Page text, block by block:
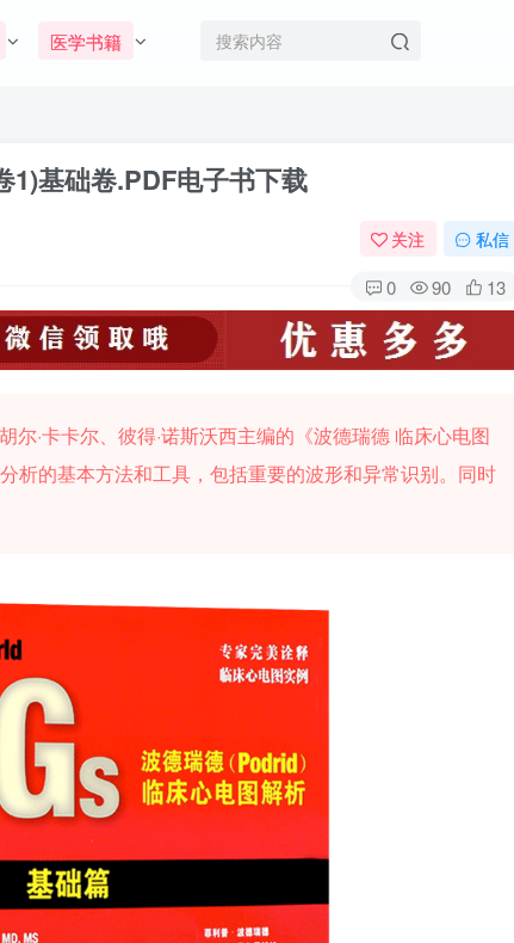
医学书籍
基础卷.PDF电子书下载
关注 私信
0 90 13
尔·卡卡尔、彼得·诺斯沃西主编的《波德瑞德 临床心电图
析的基本方法和工具，包括重要的波形和异常识别。同时